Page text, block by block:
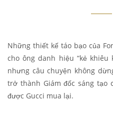
Những thiết kế táo bạo của
cho ông danh hiệu “kẻ
nhưng câu chuyện không
trở thành Giám đốc sáng tạo
được Gucci mua lại.